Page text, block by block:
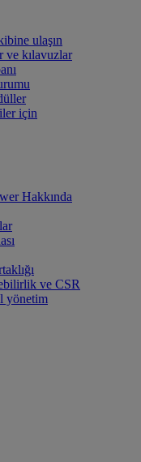
ulaşın
ve kılavuzlar
için
Hakkında
ve CSR
yönetim